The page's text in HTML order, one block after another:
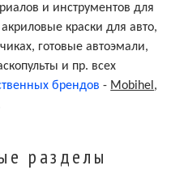
и инструментов для
краски для авто,
готовые автоэмали,
и пр. всех
брендов - Mobihel ,
разделы